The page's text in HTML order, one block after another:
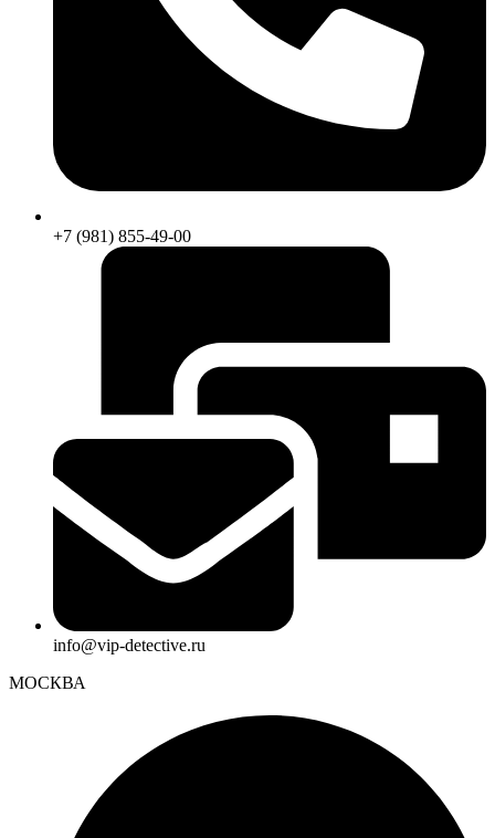
+7 (981) 855-49-00
info@vip-detective.ru
МОСКВА